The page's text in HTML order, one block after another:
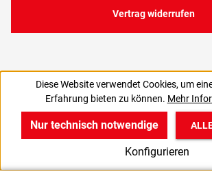
231,01 €
Vertrag widerrufen
Diese Website verwendet Cookies, um
Erfahrung bieten zu können. Mehr
Nur technisch notwendige
Konfigurieren
v
Produkte